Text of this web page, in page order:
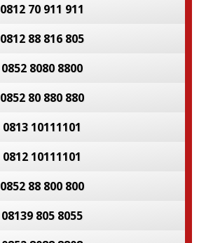
0812 70 911 911
0812 88 816 805
0852 8080 8800
0852 80 880 880
0813 10111101
0812 10111101
0852 88 800 800
08139 805 8055